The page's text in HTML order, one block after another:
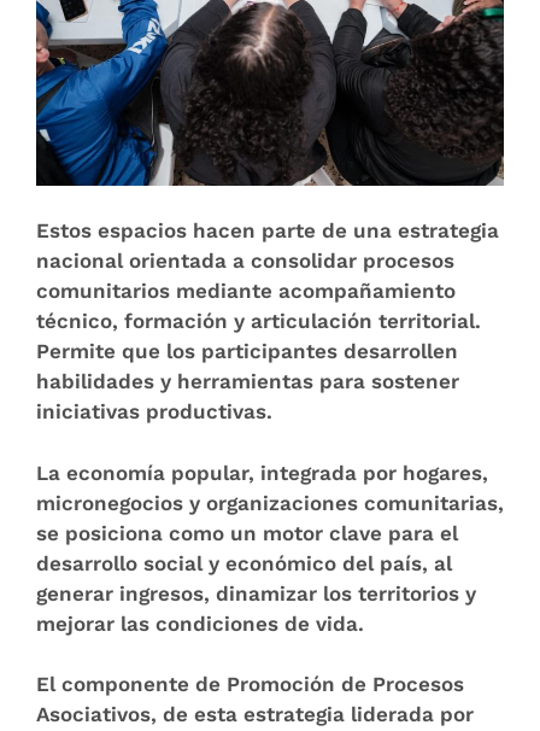
Estos espacios hacen parte de una estrategia
nacional orientada a consolidar procesos
comunitarios mediante acompañamiento
técnico, formación y articulación territorial.
Permite que los participantes desarrollen
habilidades y herramientas para sostener
iniciativas productivas.
La economía popular, integrada por hogares,
micronegocios y organizaciones comunitarias,
se posiciona como un motor clave para el
desarrollo social y económico del país, al
generar ingresos, dinamizar los territorios y
mejorar las condiciones de vida.
El componente de Promoción de Procesos
Asociativos, de esta estrategia liderada por